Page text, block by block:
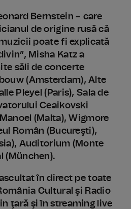
Bernstein – care
de origine rusă că
poate fi explicată
Misha Katz a
săli de concerte
(Amsterdam), Alte
Pleyel (Paris), Sala de
Ceaikovski
(Malta), Wigmore
Român (Bucureşti),
Auditorium (Monte
(München).
în direct pe toate
Cultural şi Radio
ţară şi în streaming live